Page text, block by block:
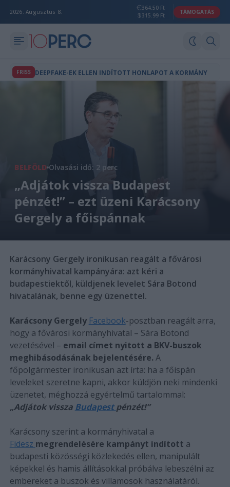
2026. Augusztus 8.
364.50 Ft
315.99 Ft
TÁMOGATÁS
FRISS DEEPFAKE-EK ELLEN INDÍTOTT HONLAPOT A KORMÁNY
BELFÖLD Olvasási idő: 2 perc
„Adjátok vissza Budapest
pénzét!” – ezt üzeni Karácsony
Gergely a főispánnak
Karácsony Gergely ironikusan reagált a fővárosi
kormányhivatal kampányára: azt kéri a
budapestiektől, küldjenek levelet Sára Botond
hivatalának, benne egy üzenettel.
Karácsony Gergely Facebook-posztban reagált arra,
hogy a fővárosi kormányhivatal – Sára Botond
vezetésével – email címet nyitott a BKV-buszok
meghibásodásának bejelentésére. A
főpolgármester ironikusan azt írta: ha a főispán
leveleket szeretne kapni, akkor küldjön neki mindenki
üzenetet, méghozzá egyértelmű tartalommal:
„Adjátok vissza Budapestpénzét!”
Karácsony szerint a kormányhivatal a
Fidesz megrendelésére kampányt indított a
budapesti közösségi közlekedés ellen, manipulált
képekkel és hamis állításokkal próbálva lebeszélni az
embereket a buszok és villamosok használatáról.